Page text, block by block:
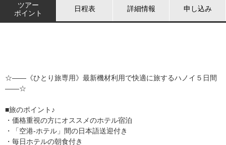
ツアー
ポイント
日程表 詳細情報 申し込み
☆――《ひとり旅専用》最新機材利用で快適に旅するハノイ５日間
――☆
■旅のポイント♪
・価格重視の方にオススメのホテル宿泊
・「空港-ホテル」間の日本語送迎付き
・毎日ホテルの朝食付き